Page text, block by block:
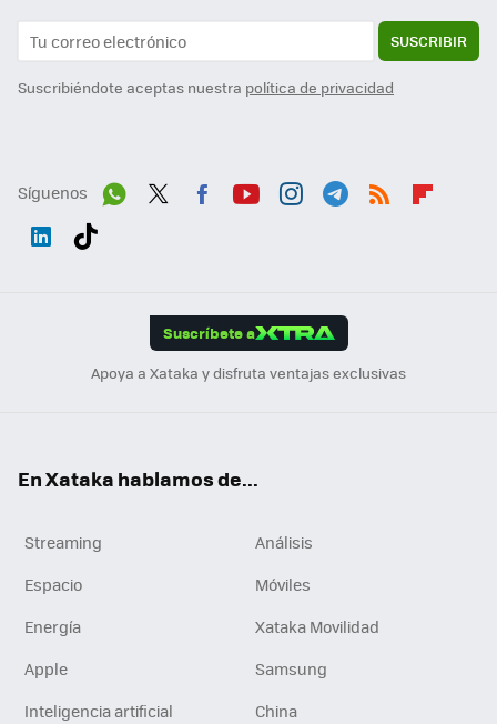
SUSCRIBIR
Suscribiéndote aceptas nuestra política de privacidad
Síguenos
Suscríbete a
Apoya a Xataka y disfruta ventajas exclusivas
En Xataka hablamos de...
Streaming
Análisis
Espacio
Móviles
Energía
Xataka Movilidad
Apple
Samsung
Inteligencia artificial
China